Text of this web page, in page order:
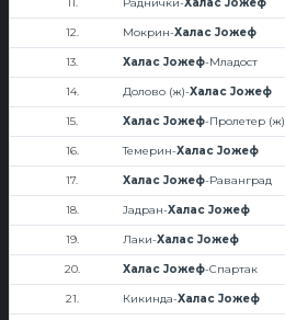
12. Мокрин-Халас Јожеф
13. Халас Јожеф-Младост
14. Долово (ж)-Халас Јожеф
15. Халас Јожеф-Пролетер (ж)
16. Темерин-Халас Јожеф
17. Халас Јожеф-Раванград
18. Јадран-Халас Јожеф
19. Лаки-Халас Јожеф
20. Халас Јожеф-Спартак
21. Кикинда-Халас Јожеф